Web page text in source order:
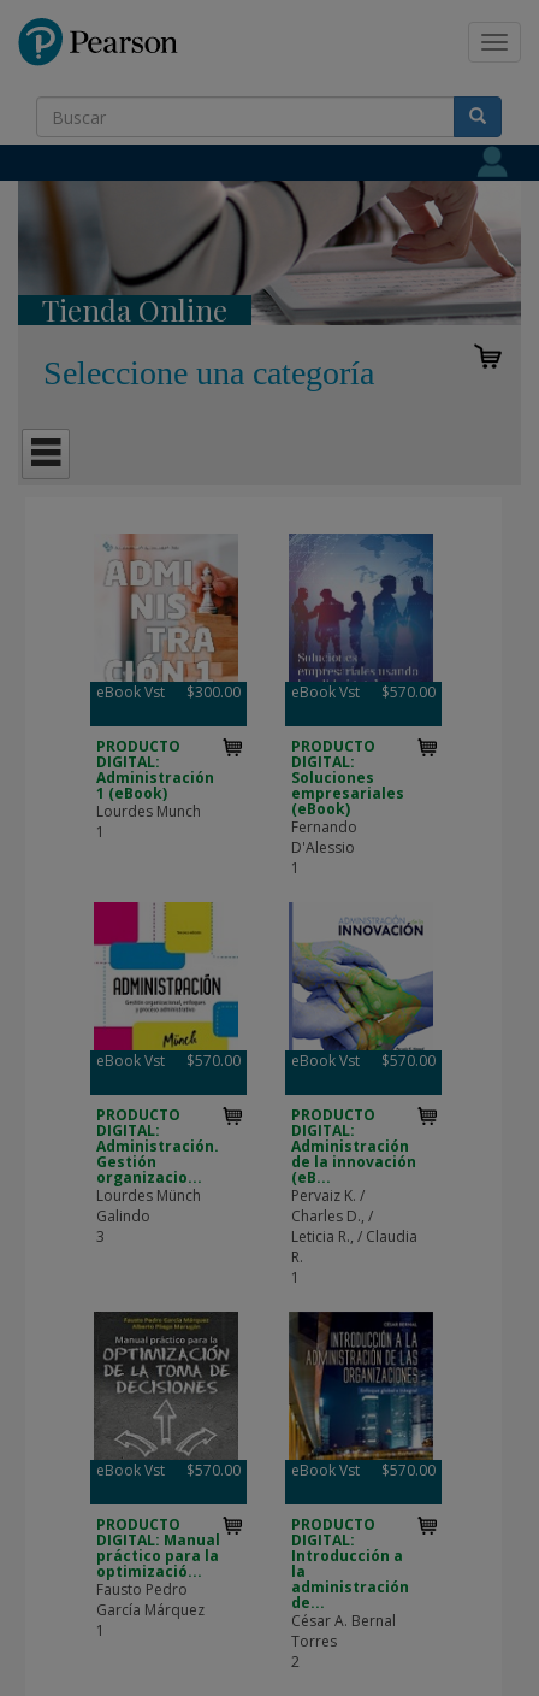
Tienda Online
Seleccione una categoría
eBook Vst $300.00
PRODUCTO
DIGITAL:
Administración
1 (eBook)
Lourdes Munch
1
eBook Vst $570.00
PRODUCTO
DIGITAL:
Soluciones
empresariales
(eBook)
Fernando
D'Alessio
1
eBook Vst $570.00
PRODUCTO
DIGITAL:
Administración.
Gestión
organizacio...
Lourdes Münch
Galindo
3
eBook Vst $570.00
PRODUCTO
DIGITAL:
Administración
de la innovación
(eB...
Pervaiz K. /
Charles D., /
Leticia R., / Claudia
R.
1
eBook Vst $570.00
PRODUCTO
DIGITAL: Manual
práctico para la
optimizació...
Fausto Pedro
García Márquez
1
eBook Vst $570.00
PRODUCTO
DIGITAL:
Introducción a
la
administración
de...
César A. Bernal
Torres
2